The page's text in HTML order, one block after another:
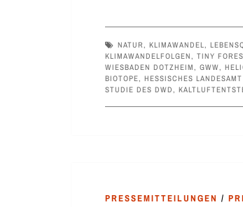
NATUR, KLIMAWANDEL,
KLIMAWANDELFOLGEN, TINY
WIESBADEN DOTZHEIM, GWW,
BIOTOPE, HESSISCHES
STUDIE DES DWD,
PRESSEMITTEILUNGEN /